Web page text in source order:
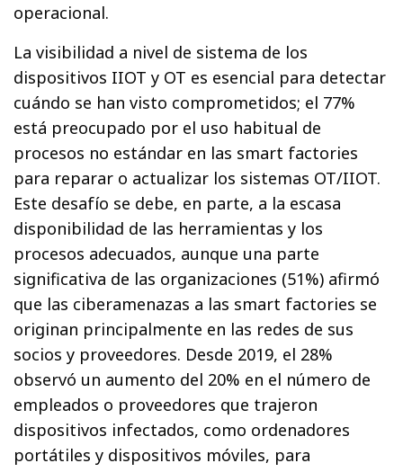
operacional.
La visibilidad a nivel de sistema de los
dispositivos IIOT y OT es esencial para detectar
cuándo se han visto comprometidos; el 77%
está preocupado por el uso habitual de
procesos no estándar en las smart factories
para reparar o actualizar los sistemas OT/IIOT.
Este desafío se debe, en parte, a la escasa
disponibilidad de las herramientas y los
procesos adecuados, aunque una parte
significativa de las organizaciones (51%) afirmó
que las ciberamenazas a las smart factories se
originan principalmente en las redes de sus
socios y proveedores. Desde 2019, el 28%
observó un aumento del 20% en el número de
empleados o proveedores que trajeron
dispositivos infectados, como ordenadores
portátiles y dispositivos móviles, para